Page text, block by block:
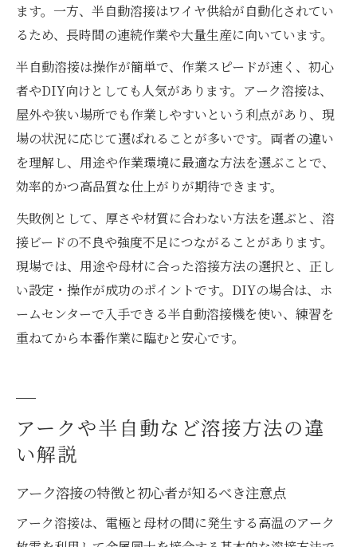
ます。一方、半自動溶接はワイヤ供給が自動化されてい
るため、長時間の連続作業や大量生産に向いています。
半自動溶接は操作が簡単で、作業スピードが速く、初心
者やDIY向けとしても人気があります。アーク溶接は、
屋外や狭い場所でも作業しやすいという利点があり、現
場の状況に応じて選ばれることが多いです。両者の違い
を理解し、用途や作業環境に最適な方法を選ぶことで、
効率的かつ高品質な仕上がりが期待できます。
失敗例として、厚さや材質に合わない方法を選ぶと、溶
接ビードの不良や強度不足につながることがあります。
現場では、用途や母材に合った溶接方法の選択と、正し
い設定・操作が成功のポイントです。DIYの場合は、ホ
ームセンターで入手できる半自動溶接機を使い、練習を
重ねてから本番作業に臨むと安心です。
アークや半自動など溶接方法の違
い解説
アーク溶接の特徴と初心者が知るべき注意点
アーク溶接は、電極と母材の間に発生する高温のアーク